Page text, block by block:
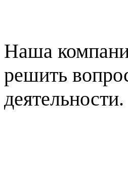
Наша
решить
деятельности.